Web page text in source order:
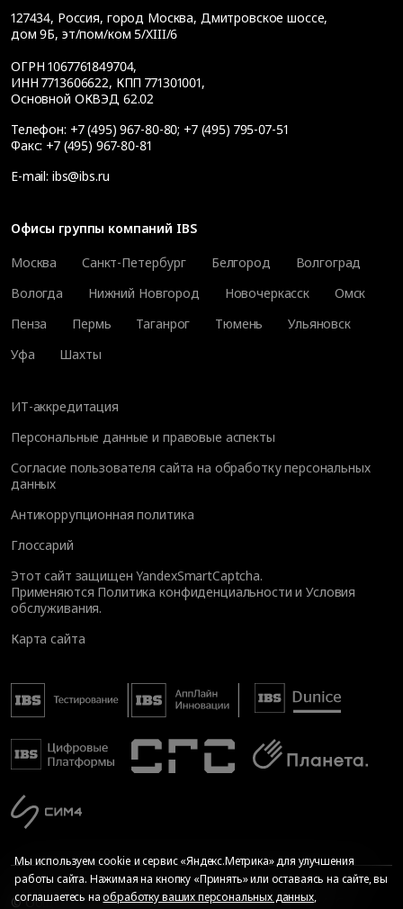
127434, Россия, город Москва, Дмитровское шоссе,
дом 9Б, эт/пом/ком 5/XIII/6
ОГРН 1067761849704,
ИНН 7713606622, КПП 771301001,
Основной ОКВЭД 62.02
Телефон: +7 (495) 967-80-80; +7 (495) 795-07-51
Факс: +7 (495) 967-80-81
E-mail: ibs@ibs.ru
Офисы группы компаний IBS
Москва
Санкт-Петербург Белгород
Волгоград
Вологда
Нижний Новгород Новочеркасск
Омск
Пенза
Пермь Таганрог Тюмень
Ульяновск
Уфа
Шахты
ИТ-аккредитация
Персональные данные и правовые аспекты
Согласие пользователя сайта на обработку персональных
данных
Антикоррупционная политика
Глоссарий
Этот сайт защищен YandexSmartCaptcha.
Применяются Политика конфиденциальности иУсловия
обслуживания.
Карта сайта
© Общество с ограниченной ответственностью «ИБС
Мы используем cookie и сервис «Яндекс.Метрика» для улучшения
работы сайта. Нажимая на кнопку «Принять» или оставаясь на сайте, вы
соглашаетесь наобработку ваших персональных данных,